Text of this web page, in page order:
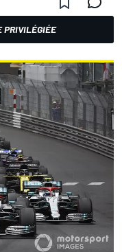
PRIVILÉGIÉE